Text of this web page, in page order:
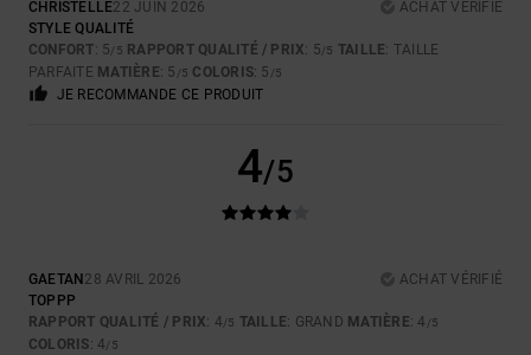
CHRISTELLE22 JUIN 2026
ACHAT VÉRIFIÉ
STYLE QUALITÉ
CONFORT: 5/5 RAPPORT QUALITÉ / PRIX: 5/5 TAILLE: TAILLE
PARFAITE MATIÈRE: 5 /5 COLORIS: 5 /5
JE RECOMMANDE CE PRODUIT
4/5
GAETAN 28 AVRIL 2026
ACHAT VÉRIFIÉ
TOPPP
RAPPORT QUALITÉ / PRIX: 4/5 TAILLE: GRAND MATIÈRE: 4 /5
COLORIS: 4/5